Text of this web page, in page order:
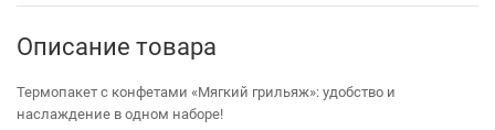
Описание товара
Термопакет с конфетами «Мягкий грильяж»: удобство и
наслаждение в одном наборе!